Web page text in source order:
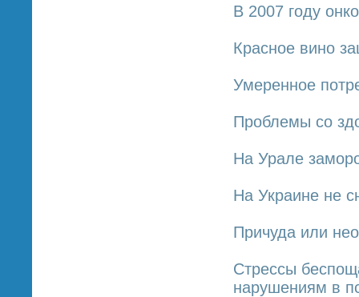
В 2007 году
Красное вино
Умеренное
Проблемы со
На Урале
На Украине не
Причуда или
Стрессы
нарушениям в